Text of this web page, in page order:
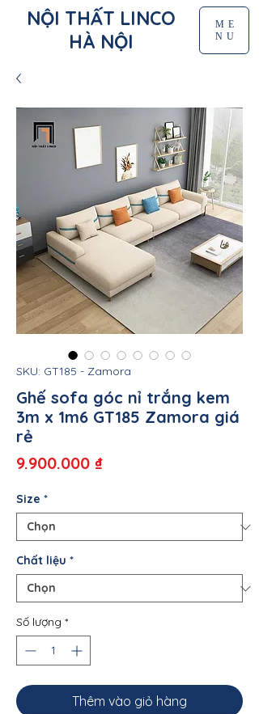
NỘI THẤT LINCO
HÀ NỘI
ME
NU
SKU: GT185 - Zamora
Ghế sofa góc nỉ trắng kem
3m x 1m6 GT185 Zamora giá
rẻ
9.900.000 ₫Giá
Size *
Chất liệu *
Số lượng *
Thêm vào giỏ hàng